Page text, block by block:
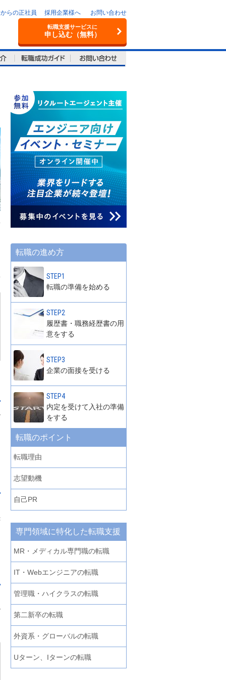
らの正社員 採用企業様へ お問い合わせ
転職支援サービスに
申し込む（無料）
転職の進め方
STEP1
転職の準備を始める
STEP2
履歴書・職務経歴書の用
意をする
STEP3
企業の面接を受ける
STEP4
内定を受けて入社の準備
をする
転職のポイント
転職理由
志望動機
自己PR
専門領域に特化した転職支援
MR・メディカル専門職の転職
IT・Webエンジニアの転職
管理職・ハイクラスの転職
第二新卒の転職
外資系・グローバルの転職
Uターン、Iターンの転職